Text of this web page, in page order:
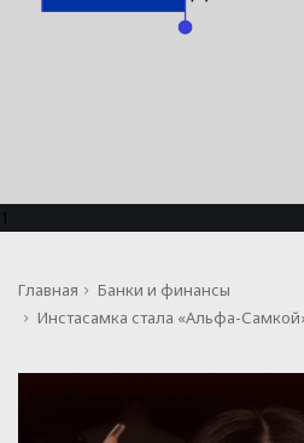
1
Главная
Банки и финансы
Инстасамка стала «Альфа-